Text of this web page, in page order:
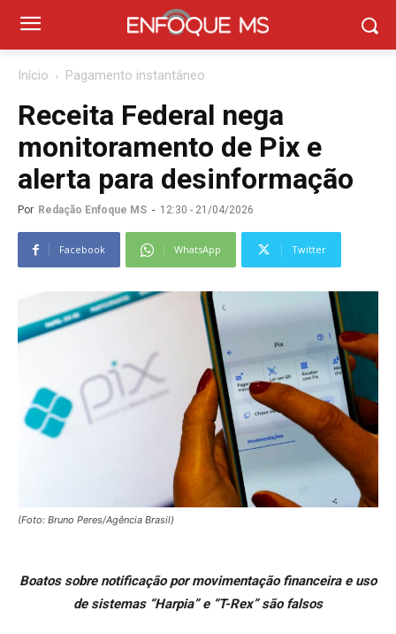
Início Pagamento instantâneo
Receita Federal nega
monitoramento de Pix e
alerta para desinformação
Por Redação Enfoque MS - 12:30 - 21/04/2026
Facebook WhatsApp Twitter
(Foto: Bruno Peres/Agência Brasil)
Boatos sobre notificação por movimentação financeira e uso
de sistemas “Harpia” e “T-Rex” são falsos